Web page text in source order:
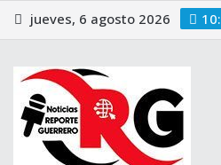
Saltar
al
jueves, 6 agosto 2026